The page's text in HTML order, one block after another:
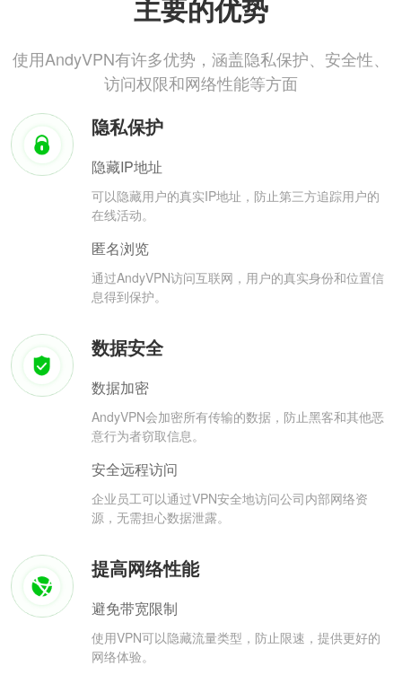
主要的优势
使用AndyVPN有许多优势，涵盖隐私保护、安全性、
访问权限和网络性能等方面
隐私保护
隐藏IP地址
可以隐藏用户的真实IP地址，防止第三方追踪用户的
在线活动。
匿名浏览
通过AndyVPN访问互联网，用户的真实身份和位置信
息得到保护。
数据安全
数据加密
AndyVPN会加密所有传输的数据，防止黑客和其他恶
意行为者窃取信息。
安全远程访问
企业员工可以通过VPN安全地访问公司内部网络资
源，无需担心数据泄露。
提高网络性能
避免带宽限制
使用VPN可以隐藏流量类型，防止限速，提供更好的
网络体验。